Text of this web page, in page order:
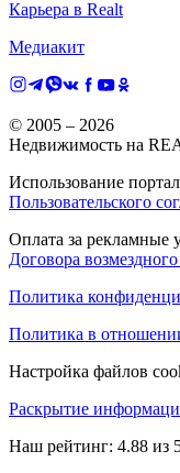
Карьера в Realt
Медиакит
© 2005 – 2026
Недвижимость на
Использование
Пользовательского
Оплата за рекламные
Договора
Политика
Политика в
Настройка файлов
Раскрытие
Наш рейтинг: 4.88 из